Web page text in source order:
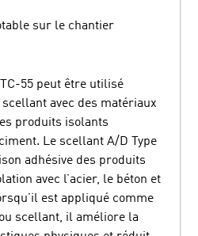
sur le chantier
55 peut être utilisé
avec des matériaux
produits isolants
Le scellant A/D Type
adhésive des produits
avec l’acier, le béton et
est appliqué comme
scellant, il améliore la